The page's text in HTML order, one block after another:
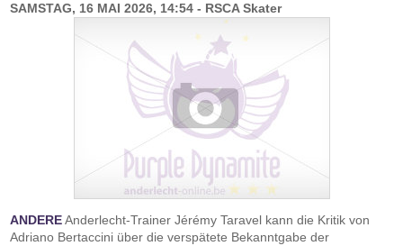
SAMSTAG, 16 MAI 2026, 14:54 - RSCA Skater
ANDEREAnderlecht-Trainer Jérémy Taravel kann die Kritik von
Adriano Bertaccini über die verspätete Bekanntgabe der